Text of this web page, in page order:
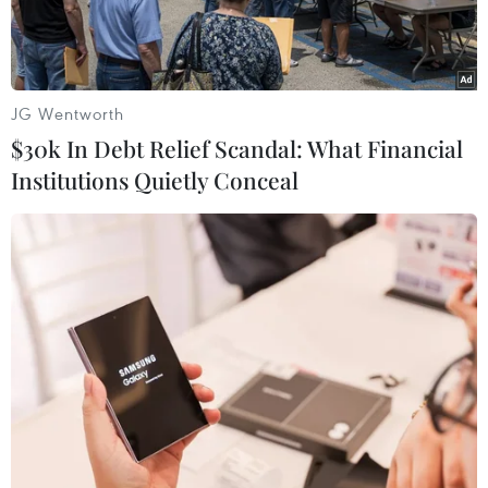
Người dân Israel tham gia biểu tình phản đối kế hoạch cải cách
tư pháp, tại Tel Aviv. (Ảnh: AFP/TTXVN)
Tối 27/5, người dân Israel đã tiếp tục đổ ra
đường phố Tel Aviv trong tuần biểu tình thứ 21
liên tiếp để phản đối kế hoạch cải cách tư pháp
JG Wentworth
$30k In Debt Relief Scandal: What Financial
Institutions Quietly Conceal